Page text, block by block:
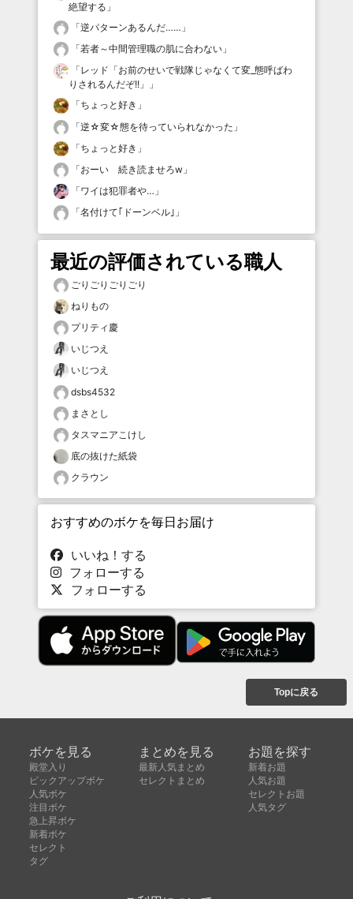
絶望する 」
「逆パターンあるんだ…… 」
「若者～中間管理職の肌に合わない 」
「レッド「お前のせいで戦隊じゃなくて変_態呼ばわ
りされるんだぞ!!」
」
「ちょっと好き 」
「逆☆変☆態を待っていられなかった 」
「ちょっと好き 」
「おーい 続き読ませろw 」
「ワイは犯罪者や… 」
「名付けて｢ドーンベル｣ 」
最近の評価されている職人
ごりごりごりごり
ねりもの
プリティ慶
いじつえ
いじつえ
dsbs4532
まさとし
タスマニアこけし
底の抜けた紙袋
クラウン
おすすめのボケを毎日お届け
いいね！する
フォローする
フォローする
Topに戻る
ボケを見る
殿堂入り
ピックアップボケ
人気ボケ
注目ボケ
急上昇ボケ
新着ボケ
セレクト
タグ
まとめを見る
最新人気まとめ
セレクトまとめ
お題を探す
新着お題
人気お題
セレクトお題
人気タグ